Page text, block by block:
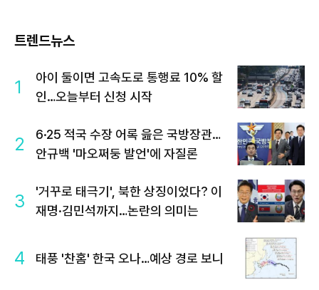
트렌드뉴스
1
아이 둘이면 고속도로 통행료 10% 할
인…오늘부터 신청 시작
2
6·25 적국 수장 어록 읊은 국방장관…
안규백 '마오쩌둥 발언'에 자질론
3
'거꾸로 태극기', 북한 상징이었다? 이
재명·김민석까지…논란의 의미는
4 태풍 '찬홈' 한국 오나…예상 경로 보니